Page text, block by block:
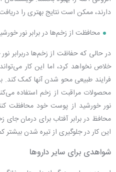
دارند، ممکن است نتایج بهتری را
محافظت از زخم‌ها در برابر نور
در حالی که حفاظت از زخم‌ها دربرابر
خلاص نخواهد کرد، اما این کار
فرایند طبیعی محو شدن‌ آنها کمک کند.
محصولات مراقبت از زخم استفاده
نور خورشید از پوست خود محافظت
محافظ در برابر آفتاب برای درمان جای
این کار در جلوگیری از تیره شدن
شواهدی برای سایر داروها